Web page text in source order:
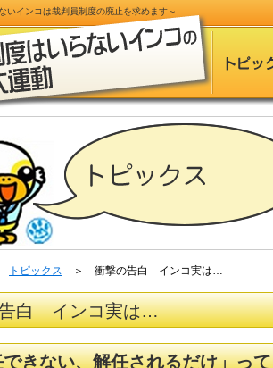
いインコは裁判員制度の廃止を求めます～
トピックス ＞ 衝撃の告白 インコ実は…
白 インコ実は…
きない、解任されるだけ」っ